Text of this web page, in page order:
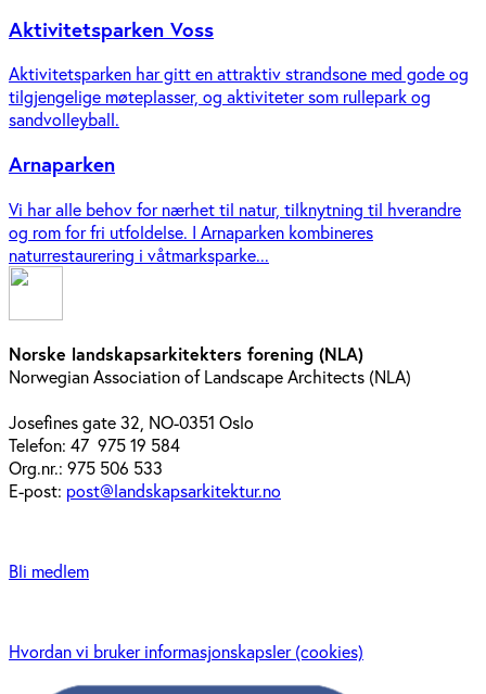
Aktivitetsparken Voss
Aktivitetsparken har gitt en attraktiv strandsone med gode og
tilgjengelige møteplasser, og aktiviteter som rullepark og
sandvolleyball.
Arnaparken
Vi har alle behov for nærhet til natur, tilknytning til hverandre
og rom for fri utfoldelse. I Arnaparken kombineres
naturrestaurering i våtmarksparke...
Norske landskapsarkitekters forening (NLA)
Norwegian Association of Landscape Architects (NLA)
Josefines gate 32, NO-0351 Oslo
Telefon: 47 975 19 584
Org.nr.: 975 506 533
E-post: post@landskapsarkitektur.no
Bli medlem
Hvordan vi bruker informasjonskapsler (cookies)